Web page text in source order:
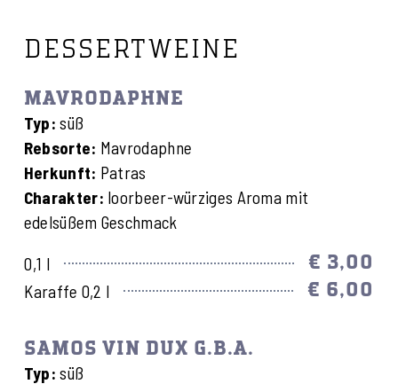
DESSERTWEINE
MAVRODAPHNE
Typ:süß
Rebsorte: Mavrodaphne
Herkunft: Patras
Charakter: loorbeer-würziges Aroma mit
edelsüßem Geschmack
0,1 l
€ 3,00
Karaffe 0,2 l
€ 6,00
SAMOS VIN DUX G.B.A.
Typ: süß